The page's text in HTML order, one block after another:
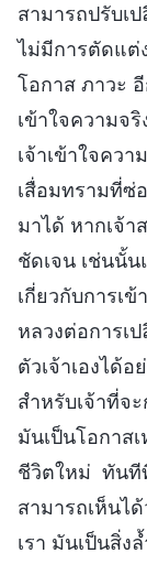
สามารถปรับเ
ไม่มีการตัดแต่
โอกาส ภาวะ
เข้าใจความจ
เจ้าเข้าใจคว
เสื่อมทรามที่ซ่
มาได้ หากเจ้า
ชัดเจน เช่นนั้
เกี่ยวกับการเ
หลวงต่อการเ
ตัวเจ้าเองได้
สำหรับเจ้าที่จ
มันเป็นโอกาส
ชีวิตใหม่ ทันทีที่
สามารถเห็นไ
เรา มันเป็นสิ่ง